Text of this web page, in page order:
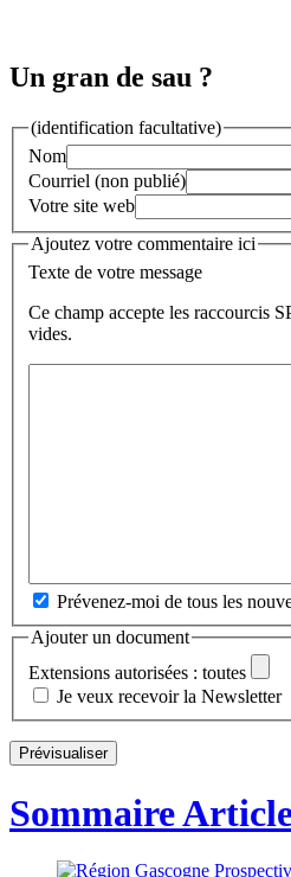
Un gran de sau ?
(identification facultative)
Nom
Courriel (non publié)
Votre site web
Ajoutez votre commentaire ici
Texte de votre message
Ce champ accepte les raccourcis
vides.
Prévenez-moi de tous les
Ajouter un document
Extensions autorisées : toutes
Je veux recevoir la Newsletter
Sommaire